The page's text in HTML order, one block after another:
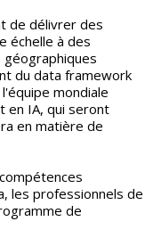
de délivrer des
échelle à des
du data framework
mondiale
en IA, qui seront
en matière de
les professionnels de
de